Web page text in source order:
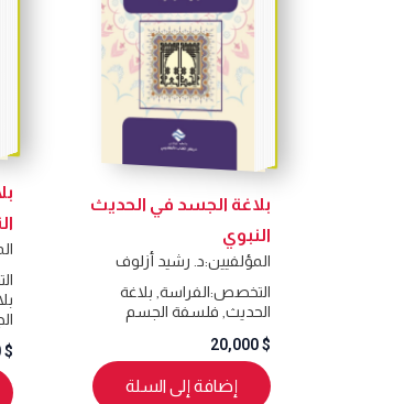
بلاغة الجسد في الحديث
النبوي
المؤلفيين:د. رشيد أزلوف
التخصص:الفراسة بلاغة
الحديث فلسفة الجسم
20,000$
إضافة إلى السلة
$